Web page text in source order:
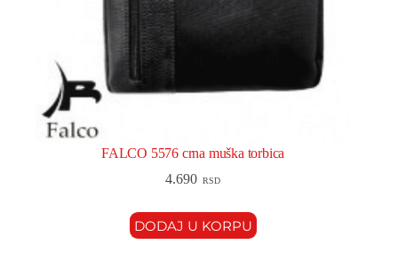
FALCO 5576 crna muška torbica
4.690 RSD
DODAJ U KORPU